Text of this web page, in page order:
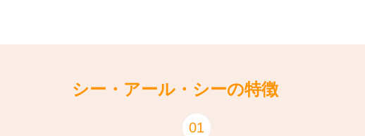
シー・アール・シーの特徴
01